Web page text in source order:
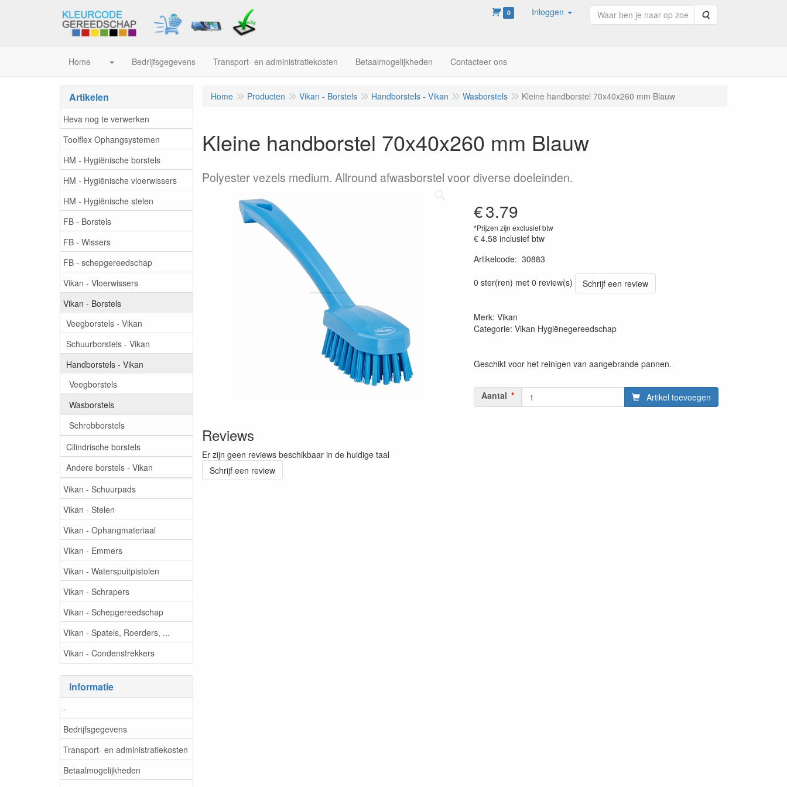
0 Inloggen Zoeken
Home Bedrijfsgegevens Transport- en administratiekosten Betaalmogelijkheden Contacteer ons
Artikelen
Heva nog te verwerken
Toolflex Ophangsystemen
HM - Hygiënische borstels
HM - Hygiënische vloerwissers
HM - Hygiënische stelen
FB - Borstels
FB - Wissers
FB - schepgereedschap
Vikan - Vloerwissers
Vikan - Borstels
Veegborstels - Vikan
Schuurborstels - Vikan
Handborstels - Vikan
Veegborstels
Wasborstels
Schrobborstels
Cilindrische borstels
Andere borstels - Vikan
Vikan - Schuurpads
Vikan - Stelen
Vikan - Ophangmateriaal
Vikan - Emmers
Vikan - Waterspuitpistolen
Vikan - Schrapers
Vikan - Schepgereedschap
Vikan - Spatels, Roerders, ...
Vikan - Condenstrekkers
Informatie
-
Bedrijfsgegevens
Transport- en administratiekosten
Betaalmogelijkheden
Home Producten Vikan - Borstels Handborstels - Vikan Wasborstels Kleine handborstel 70x40x260 mm Blauw
Kleine handborstel 70x40x260 mm Blauw
Polyester vezels medium. Allround afwasborstel voor diverse doeleinden.
€3.79
*Prijzen zijn exclusief btw
€ 4.58 inclusief btw
Artikelcode: 30883
0 ster(ren) met 0 review(s)
Schrijf een review
Merk: Vikan
Categorie: Vikan Hygiënegereedschap
Geschikt voor het reinigen van aangebrande pannen.
Aantal Artikel toevoegen
Reviews
Er zijn geen reviews beschikbaar in de huidige taal
Schrijf een review